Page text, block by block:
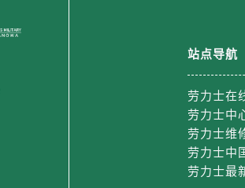
站点导航
劳力士在
劳力士中
劳力士维
劳力士中
劳力士最